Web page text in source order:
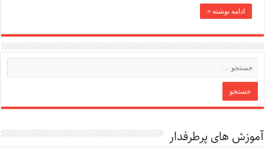
ادامه نوشته »
آموزش های پرطرفدار